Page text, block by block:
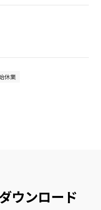
休業
ウンロード